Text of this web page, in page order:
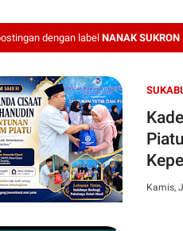
dengan label NANAK SUKRON
Kamis,